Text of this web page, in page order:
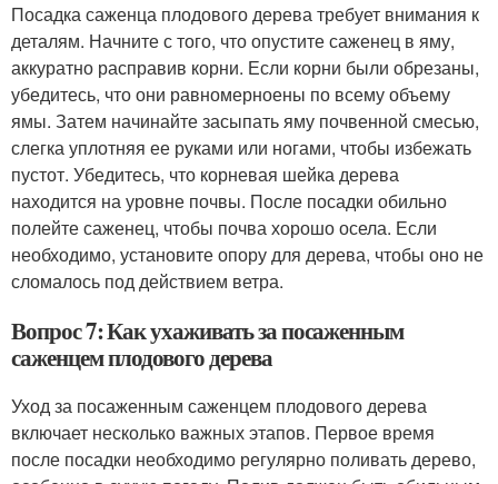
Посадка саженца плодового дерева требует внимания к
деталям. Начните с того, что опустите саженец в яму,
аккуратно расправив корни. Если корни были обрезаны,
убедитесь, что они равномерноены по всему объему
ямы. Затем начинайте засыпать яму почвенной смесью,
слегка уплотняя ее руками или ногами, чтобы избежать
пустот. Убедитесь, что корневая шейка дерева
находится на уровне почвы. После посадки обильно
полейте саженец, чтобы почва хорошо осела. Если
необходимо, установите опору для дерева, чтобы оно не
сломалось под действием ветра.
Вопрос 7: Как ухаживать за посаженным
саженцем плодового дерева
Уход за посаженным саженцем плодового дерева
включает несколько важных этапов. Первое время
после посадки необходимо регулярно поливать дерево,